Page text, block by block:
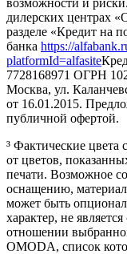
дилерских центрах
разделе «Кредит на
банка https://
platformId=alfasite
7728168971 ОГРН
Москва, ул.
от 16.01.2015.
публичной офертой.
³ Фактические цвета
от цветов,
печати. Возможное
оснащению,
может быть
характер, не
отношении
OMODA, список